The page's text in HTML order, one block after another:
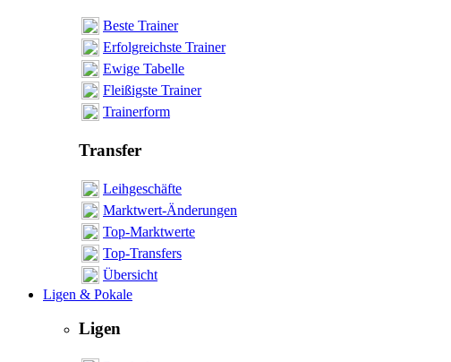
Beste Trainer
Erfolgreichste Trainer
Ewige Tabelle
Fleißigste Trainer
Trainerform
Transfer
Leihgeschäfte
Marktwert-Änderungen
Top-Marktwerte
Top-Transfers
Übersicht
Ligen & Pokale
Ligen